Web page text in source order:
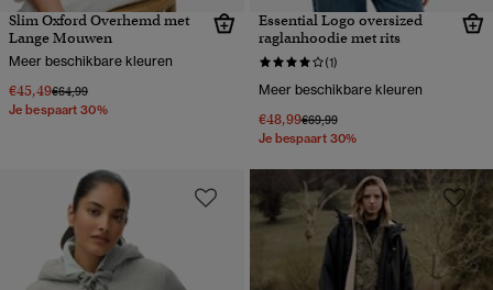
Slim Oxford Overhemd met
Lange Mouwen
Meer beschikbare kleuren
€45,49Prijs verlaagd van
€64,99naar
Je bespaart 30%
Essential Logo oversized
raglanhoodie met rits
(1)
Meer beschikbare kleuren
€48,99Prijs verlaagd van
€69,99naar
Je bespaart 30%